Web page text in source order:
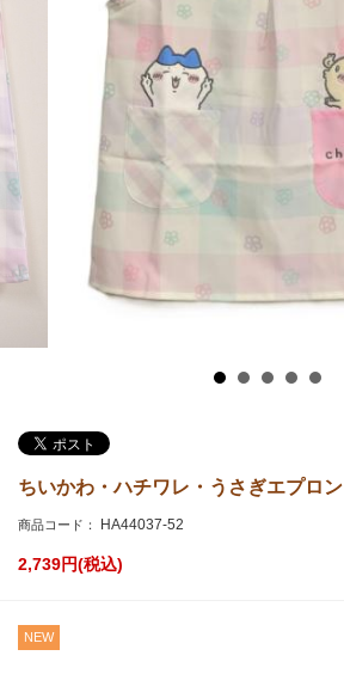
ちいかわ・ハチワレ・うさぎエプロン
商品コード： HA44037-52
2,739円(税込)
NEW